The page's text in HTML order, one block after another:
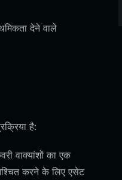
देने वाले
है:
वाक्यांशों का एक
करने के लिए एसेट